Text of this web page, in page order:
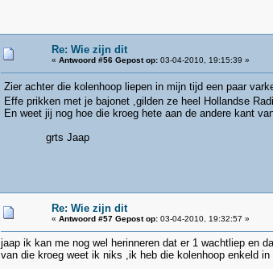
Re: Wie zijn dit
« Antwoord #56 Gepost op:03-04-2010, 19:15:39 »
Zier achter die kolenhoop liepen in mijn tijd een paar
Effe prikken met je bajonet ,gilden ze heel Hollandse
En weet jij nog hoe die kroeg hete aan de andere kant
grts Jaap
Re: Wie zijn dit
« Antwoord #57 Gepost op:03-04-2010, 19:32:57 »
jaap ik kan me nog wel herinneren dat er 1 wachtliep en
van die kroeg weet ik niks ,ik heb die kolenhoop enkeld